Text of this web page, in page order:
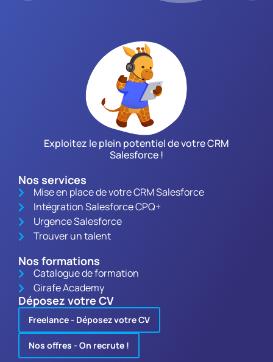
Exploitez le plein potentiel de votre CRM
Salesforce !
Nos services
Mise en place de votre CRM Salesforce
Intégration Salesforce CPQ+
Urgence Salesforce
Trouver un talent
Nos formations
Catalogue de formation
Girafe Academy
Déposez votre CV
Freelance - Déposez votre CV
Nos offres - On recrute !